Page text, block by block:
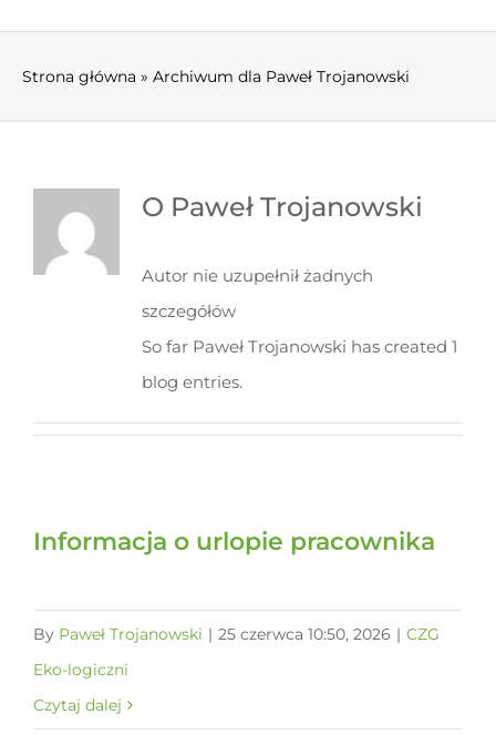
O ZWIĄZKU
GOSPODARKA ODPADAMI
DO POBRANIA
Strona główna » Archiwum dla Paweł Trojanowski
O Paweł Trojanowski
Autor nie uzupełnił żadnych
szczegółów
So far Paweł Trojanowski has created 1
blog entries.
Informacja o urlopie pracownika
By Paweł Trojanowski | 25 czerwca 10:50, 2026 | CZG
Eko-logiczni
Czytaj dalej